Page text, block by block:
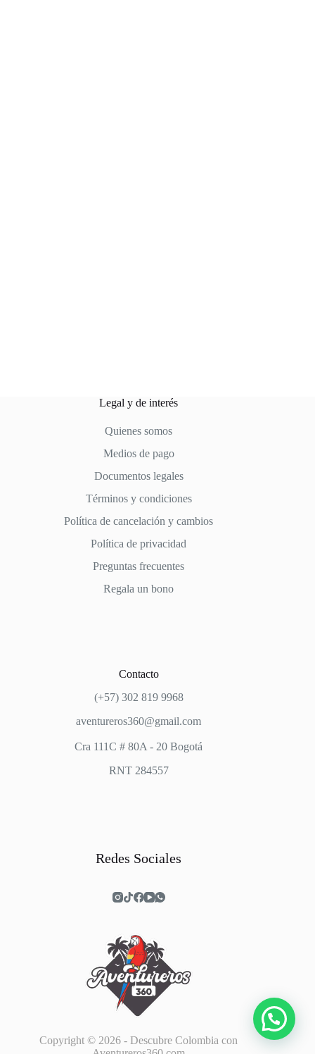
Legal y de interés
Quienes somos
Medios de pago
Documentos legales
Términos y condiciones
Política de cancelación y cambios
Política de privacidad
Preguntas frecuentes
Regala un bono
Contacto
(+57) 302 819 9968
aventureros360@gmail.com
Cra 111C # 80A - 20 Bogotá
RNT 284557
Redes Sociales
Copyright © 2026 - Descubre Colombia con